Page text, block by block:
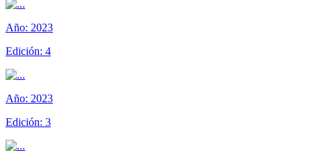
Año: 2023
Edición: 4
Año: 2023
Edición: 3